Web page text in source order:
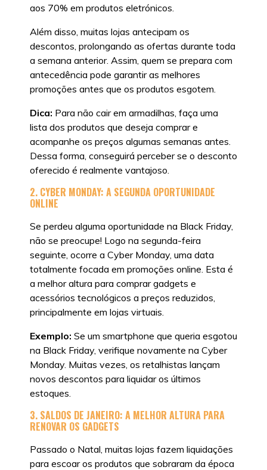
aos 70% em produtos eletrónicos.
Além disso, muitas lojas antecipam os
descontos, prolongando as ofertas durante toda
a semana anterior. Assim, quem se prepara com
antecedência pode garantir as melhores
promoções antes que os produtos esgotem.
Dica: Para não cair em armadilhas, faça uma
lista dos produtos que deseja comprar e
acompanhe os preços algumas semanas antes.
Dessa forma, conseguirá perceber se o desconto
oferecido é realmente vantajoso.
2. CYBER MONDAY: A SEGUNDA OPORTUNIDADE
ONLINE
Se perdeu alguma oportunidade na Black Friday,
não se preocupe! Logo na segunda-feira
seguinte, ocorre a Cyber Monday, uma data
totalmente focada em promoções online. Esta é
a melhor altura para comprar gadgets e
acessórios tecnológicos a preços reduzidos,
principalmente em lojas virtuais.
Exemplo: Se um smartphone que queria esgotou
na Black Friday, verifique novamente na Cyber
Monday. Muitas vezes, os retalhistas lançam
novos descontos para liquidar os últimos
estoques.
3. SALDOS DE JANEIRO: A MELHOR ALTURA PARA
RENOVAR OS GADGETS
Passado o Natal, muitas lojas fazem liquidações
para escoar os produtos que sobraram da época